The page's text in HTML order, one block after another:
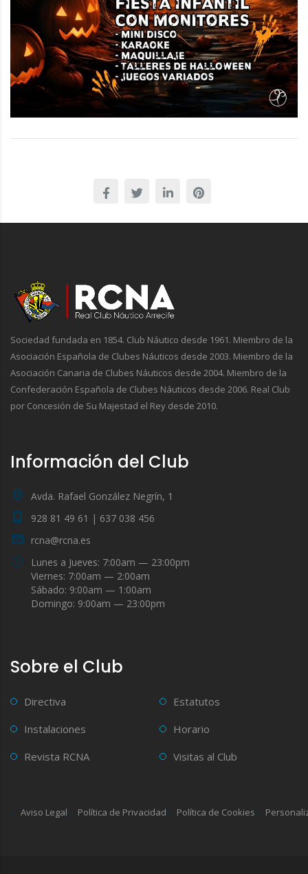
Sociedad fundada en 1854. Club Náutico desde 1961. Miembro de la
Asociación Española de Clubes Náuticos desde 2003. Miembro de la
Asociación Canaria de Clubes Náuticos desde 2004. Miembro de la
Confederación Española de Clubes Náuticos desde 2006. Real Club
por Concesión de Su Majestad el Rey desde 2010.
Información del Club
Avda. Rafael González Negrín, 1
928 81 49 61 | 637 038 456
rcna@rcna.es
Lunes a Jueves: 7:00am — 23:00pm
Viernes: 7:00am — 2:00am
Sábado: 9:00am — 1:00am
Domingo: 9:00am — 23:00pm
Sobre el Club
Directiva
Estatutos
Instalaciones
Horario
Revista RCNA
Visitas al Club
Aviso Legal Política de Privacidad Política de Cookies